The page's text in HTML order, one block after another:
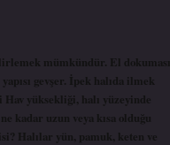
mümkündür. El dokuması
gevşer. İpek halıda ilmek
Hav yüksekliği, halı yüzeyinde
kadar uzun veya kısa olduğu
Halılar yün, pamuk, keten ve